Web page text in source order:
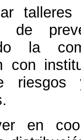
de
la
con
riesgos
en